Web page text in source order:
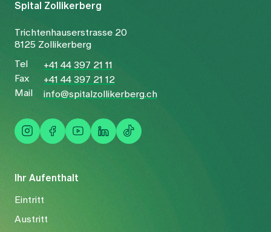
Ihr Aufenthalt
Eintritt
Austritt
Spital Zollikerberg
Trichtenhauserstrasse 20
8125 Zollikerberg
Tel
+41 44 397 21 11
Fax
+41 44 397 21 12
Mail
info@spitalzollikerberg.ch